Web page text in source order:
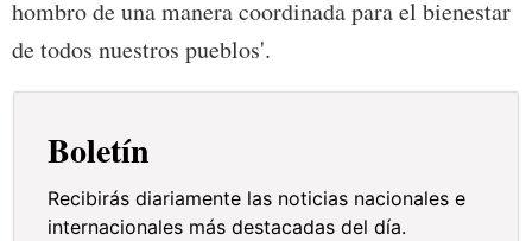
hombro de una manera coordinada para el bienestar
de todos nuestros pueblos'.
Boletín
Recibirás diariamente las noticias nacionales e
internacionales más destacadas del día.